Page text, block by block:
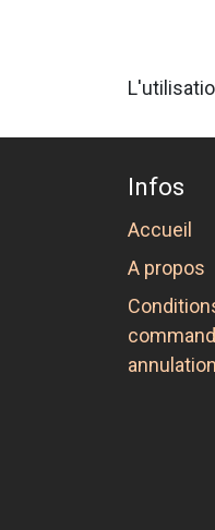
Infos
Accueil
A propos
annulation